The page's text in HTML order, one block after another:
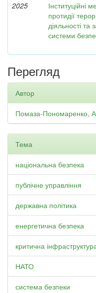
2025
Інституційні
протидії
діяльності та
системи
Перегляд
Автор
Помаза-Пономаренко,
Тема
національна безпека
публічне управління
державна політика
енергетична безпека
критична
НАТО
система безпеки